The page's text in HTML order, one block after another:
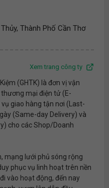
Thành Phố Cần Thơ
Xem trang công ty
(GHTK) là đơn vị vận
mại điện tử (E-
giao hàng tận nơi (Last-
(Same-day Delivery) và
cho các Shop/Doanh
mạng lưới phủ sóng rộng
phục vụ linh hoạt trên nền
vào hoạt động, đến nay